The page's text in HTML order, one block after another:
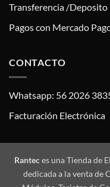
Transferencia /Deposito
Pagos con Mercado
CONTACTO
Whatsapp: 56 2026
Facturación Electrónica
Ranteces una Tienda de
dedicada a la venta de